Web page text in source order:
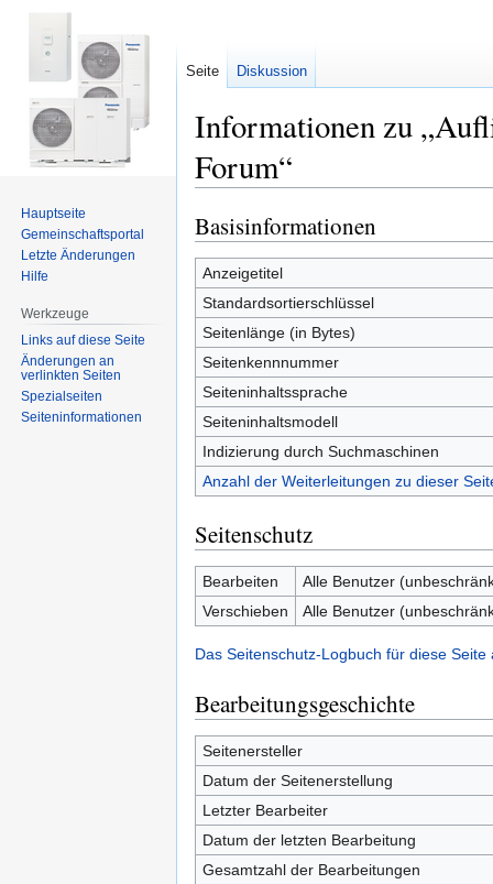
Informationen zu
Forum“
Zur
Navigation
springen
Zur
Suche
springen
Basisinformationen
Anzeigetitel
Standardsortierschlüssel
Seitenlänge (in Bytes)
Seitenkennnummer
Seiteninhaltssprache
Seiteninhaltsmodell
Indizierung durch Suchmaschinen
Anzahl der Weiterleitungen zu dieser
Seitenschutz
Bearbeiten
Alle Benutzer
Verschieben
Alle Benutzer
Das Seitenschutz-Logbuch für diese Seite
Bearbeitungsgeschichte
Seitenersteller
Datum der Seitenerstellung
Letzter Bearbeiter
Datum der letzten Bearbeitung
Gesamtzahl der Bearbeitungen
Seite Diskussion
Hauptseite
Gemeinschafts­portal
Letzte Änderungen
Hilfe
Werkzeuge
Links auf diese Seite
Änderungen an
verlinkten Seiten
Spezialseiten
Seiten­informationen